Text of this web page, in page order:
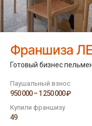
Франшиза
Готовый бизнес
Паушальный взнос
950 000 – 1 250 000 ₽
Купили франшизу
49